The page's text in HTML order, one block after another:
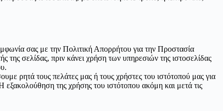
σας με την Πολιτική Απορρήτου για την Προστασία
σελίδας, πριν κάνει χρήση των υπηρεσιών της ιστοσελίδας
ρητά τους πελάτες μας ή τους χρήστες του ιστότοπού μας για
εξακολούθηση της χρήσης του ιστότοπου ακόμη και μετά τις